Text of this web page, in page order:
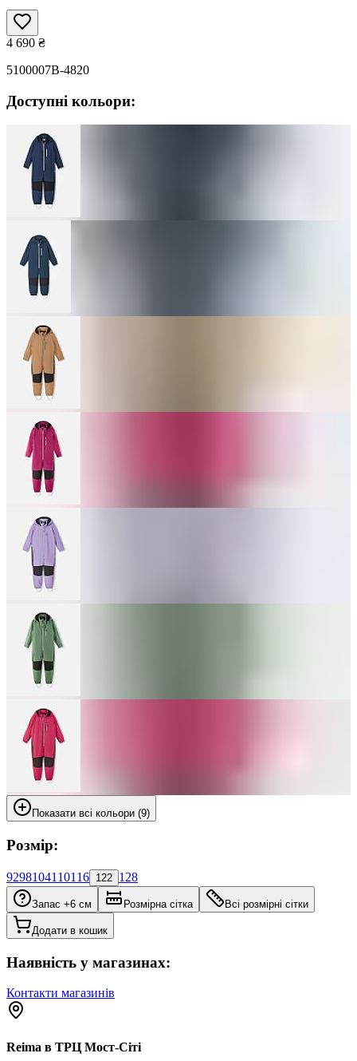
4 690 ₴
5100007B-4820
Доступні кольори:
Показати всі кольори (9)
Розмір:
9298104110116 122 128
Запас +6 см Розмірна сітка Всі розмірні сітки
Додати в кошик
Наявність у магазинах:
Контакти магазинів
Reima в ТРЦ Мост-Сіті